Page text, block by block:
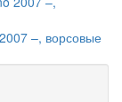
–, ворсовые